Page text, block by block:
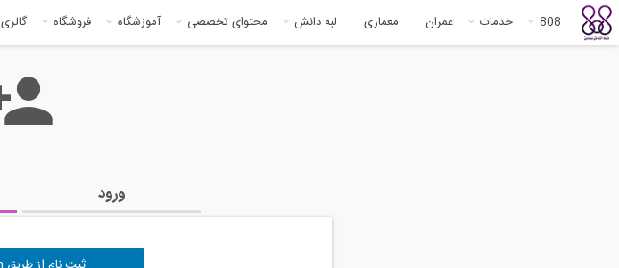
808 خدمات عمران معماری لبه دانش محتوای تخصصی آموزشگاه فروشگاه گالری
ورود